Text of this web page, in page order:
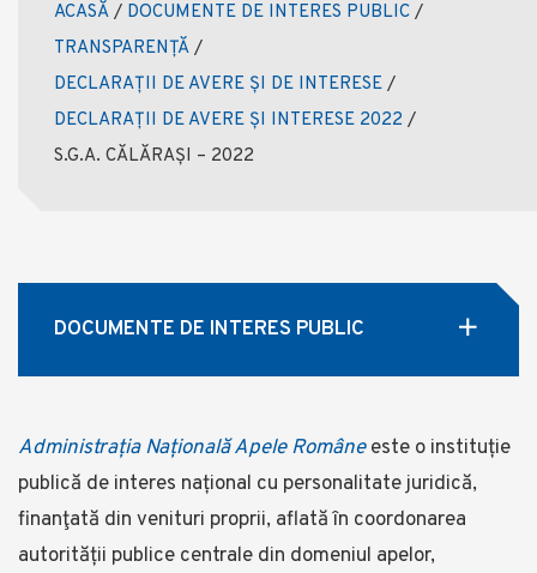
ACASĂ / DOCUMENTE DE INTERES PUBLIC /
TRANSPARENȚĂ /
DECLARAȚII DE AVERE ȘI DE INTERESE /
DECLARAȚII DE AVERE ȘI INTERESE 2022 /
S.G.A. CĂLĂRAȘI – 2022
DOCUMENTE DE INTERES PUBLIC
Administrația Națională Apele Româneeste o instituție
publică de interes național cu personalitate juridică,
finanţată din venituri proprii, aflată în coordonarea
autorității publice centrale din domeniul apelor,